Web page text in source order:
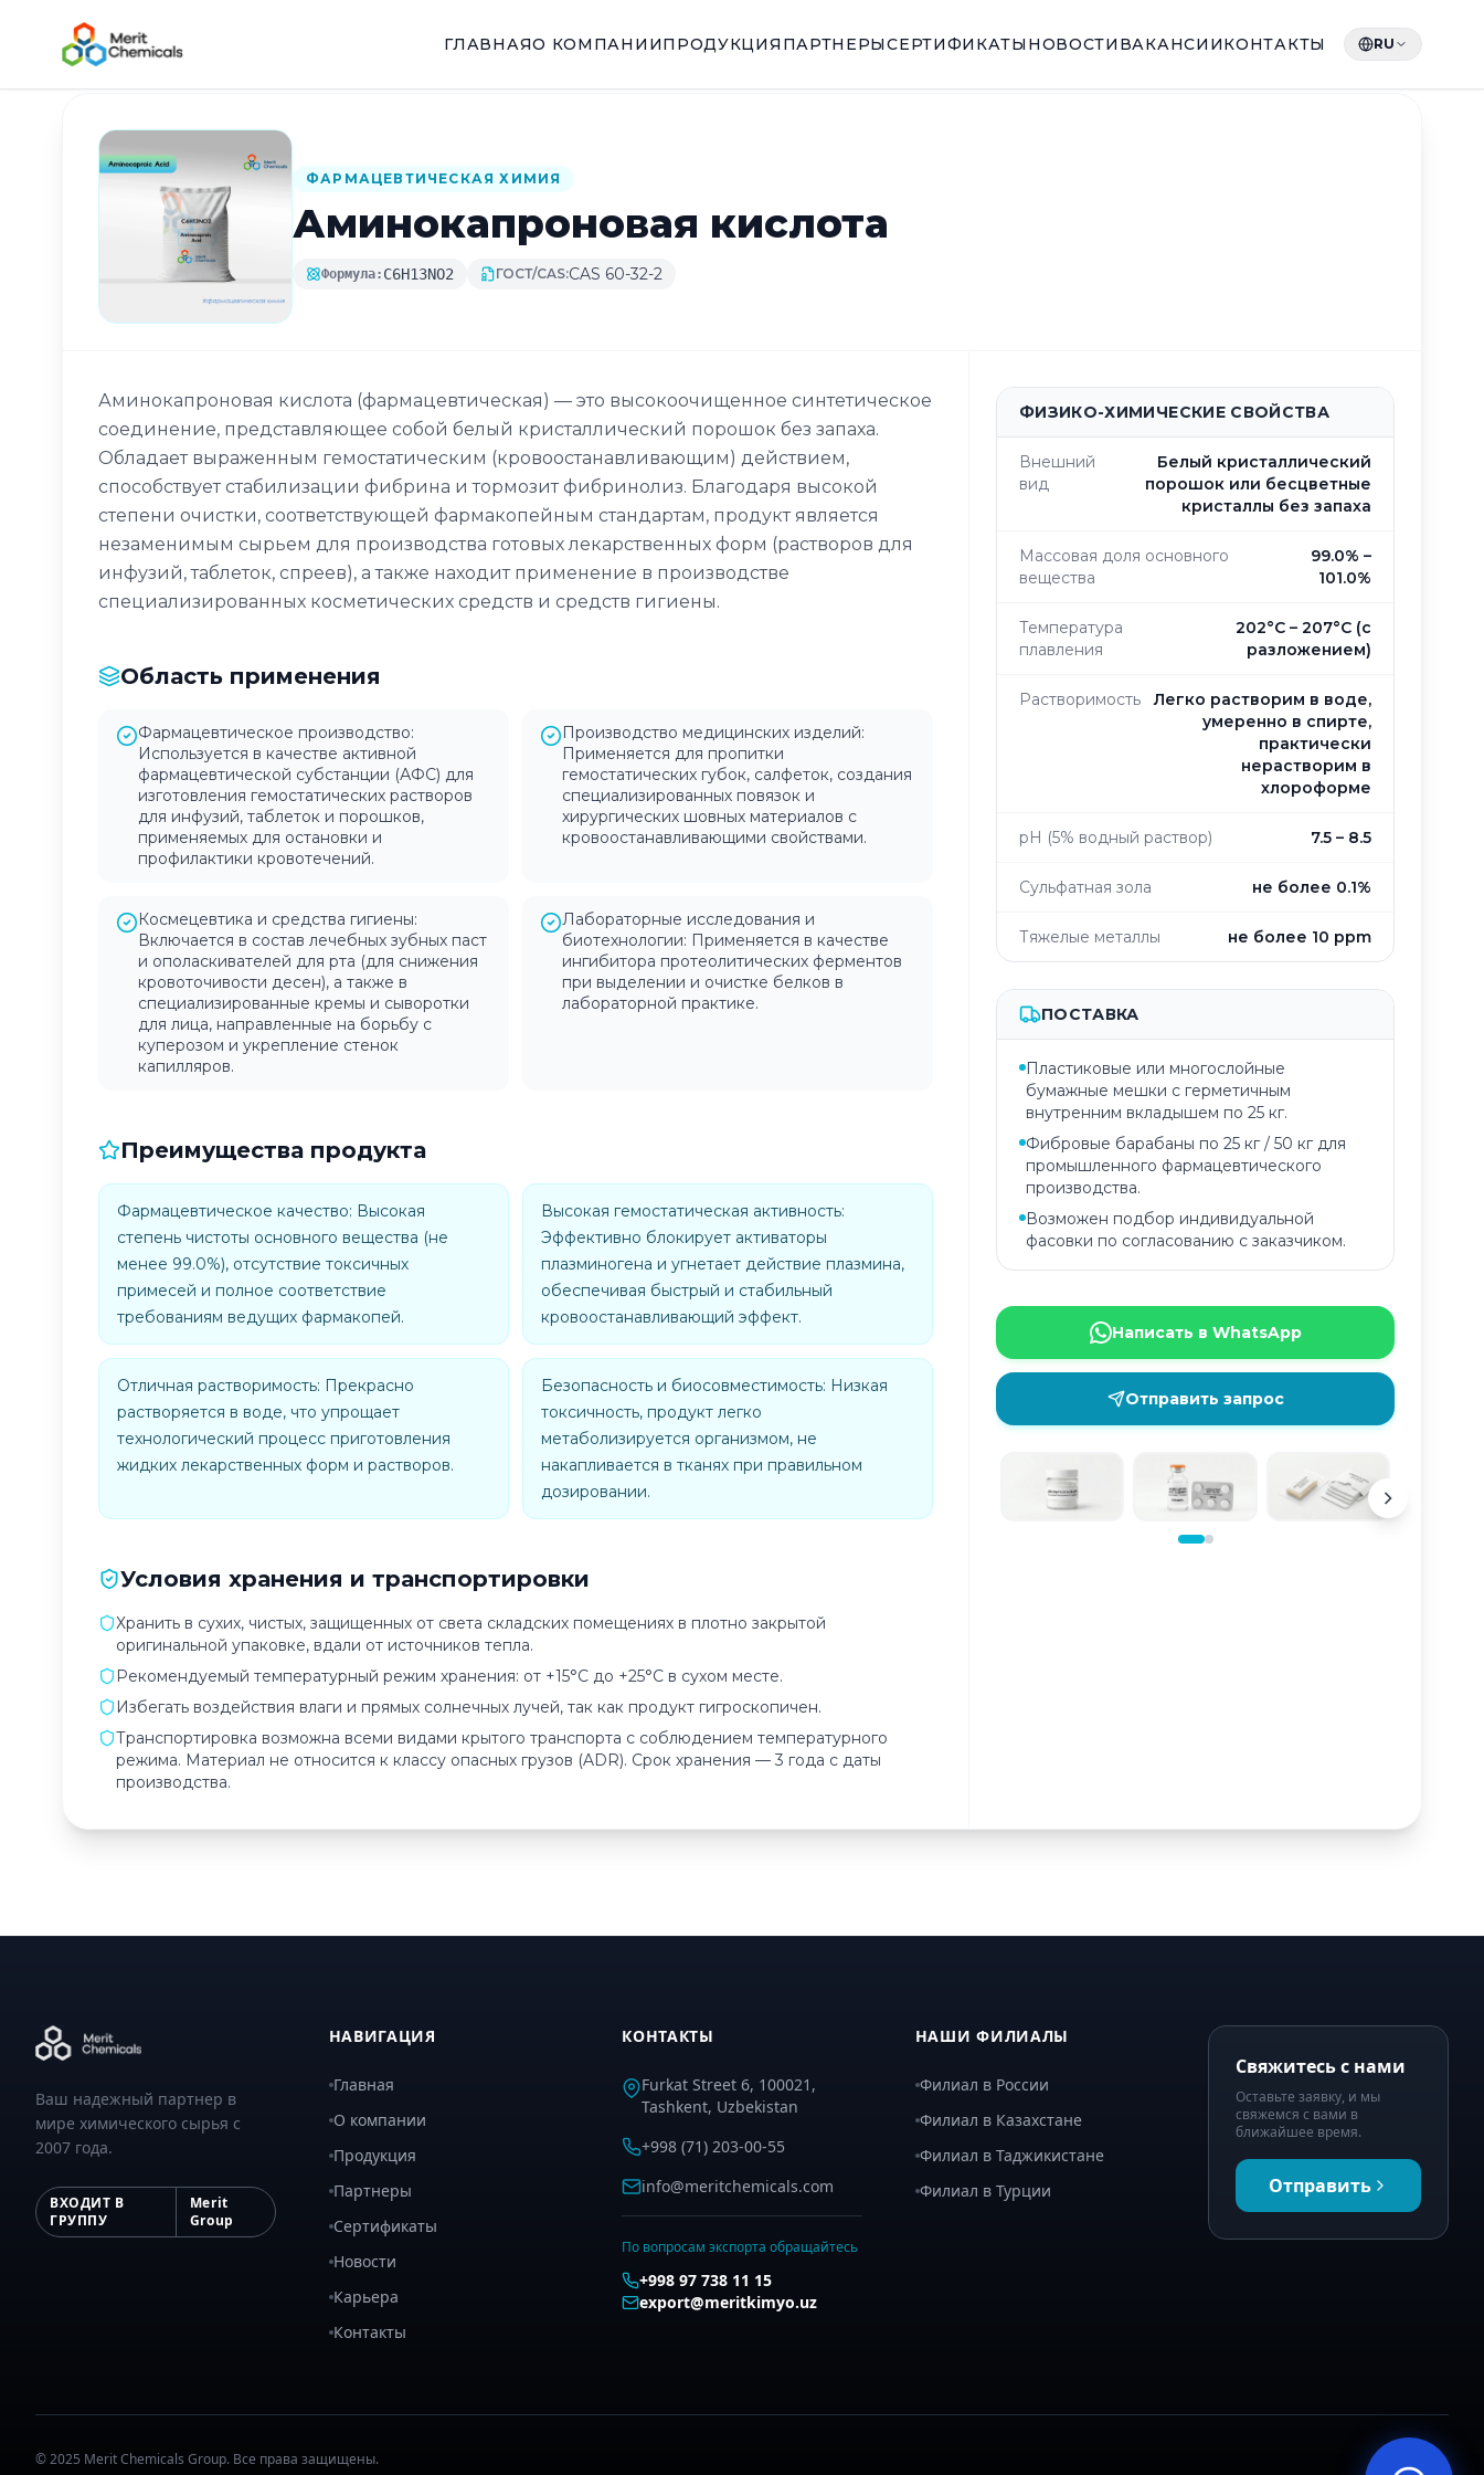
ГЛАВНАЯО КОМПАНИИПРОДУКЦИЯ ПАРТНЕРЫСЕРТИФИКАТЫ НОВОСТИ ВАКАНСИИКОНТАКТЫ RU
Назад в каталог
ФАРМАЦЕВТИЧЕСКАЯ ХИМИЯ
Аминокапроновая кислота
Формула: C6H13NO2 ГОСТ/CAS:CAS 60-32-2
Аминокапроновая кислота (фармацевтическая) — это высокоочищенное синтетическое
соединение, представляющее собой белый кристаллический порошок без запаха.
Обладает выраженным гемостатическим (кровоостанавливающим) действием,
способствует стабилизации фибрина и тормозит фибринолиз. Благодаря высокой
степени очистки, соответствующей фармакопейным стандартам, продукт является
незаменимым сырьем для производства готовых лекарственных форм (растворов для
инфузий, таблеток, спреев), а также находит применение в производстве
специализированных косметических средств и средств гигиены.
Область применения
Фармацевтическое производство:
Используется в качестве активной
фармацевтической субстанции (АФС) для
изготовления гемостатических растворов
для инфузий, таблеток и порошков,
применяемых для остановки и
профилактики кровотечений.
Производство медицинских изделий:
Применяется для пропитки
гемостатических губок, салфеток, создания
специализированных повязок и
хирургических шовных материалов с
кровоостанавливающими свойствами.
Космецевтика и средства гигиены:
Включается в состав лечебных зубных паст
и ополаскивателей для рта (для снижения
кровоточивости десен), а также в
специализированные кремы и сыворотки
для лица, направленные на борьбу с
куперозом и укрепление стенок
капилляров.
Лабораторные исследования и
биотехнологии: Применяется в качестве
ингибитора протеолитических ферментов
при выделении и очистке белков в
лабораторной практике.
Преимущества продукта
Фармацевтическое качество: Высокая
степень чистоты основного вещества (не
менее 99.0%), отсутствие токсичных
примесей и полное соответствие
требованиям ведущих фармакопей.
Высокая гемостатическая активность:
Эффективно блокирует активаторы
плазминогена и угнетает действие плазмина,
обеспечивая быстрый и стабильный
кровоостанавливающий эффект.
Отличная растворимость: Прекрасно
растворяется в воде, что упрощает
технологический процесс приготовления
жидких лекарственных форм и растворов.
Безопасность и биосовместимость: Низкая
токсичность, продукт легко
метаболизируется организмом, не
накапливается в тканях при правильном
дозировании.
Условия хранения и транспортировки
Хранить в сухих, чистых, защищенных от света складских помещениях в плотно закрытой
оригинальной упаковке, вдали от источников тепла.
Рекомендуемый температурный режим хранения: от +15°C до +25°C в сухом месте.
Избегать воздействия влаги и прямых солнечных лучей, так как продукт гигроскопичен.
Транспортировка возможна всеми видами крытого транспорта с соблюдением температурного
режима. Материал не относится к классу опасных грузов (ADR). Срок хранения — 3 года с даты
производства.
ФИЗИКО-ХИМИЧЕСКИЕ СВОЙСТВА
Внешний
вид
Белый кристаллический
порошок или бесцветные
кристаллы без запаха
Массовая доля основного
вещества
99.0% –
101.0%
Температура
плавления
202°C – 207°C (с
разложением)
Растворимость
Легко растворим в воде,
умеренно в спирте,
практически
нерастворим в
хлороформе
pH (5% водный раствор) 7.5 – 8.5
Сульфатная зола не более 0.1%
Тяжелые металлы не более 10 ppm
ПОСТАВКА
Пластиковые или многослойные
бумажные мешки с герметичным
внутренним вкладышем по 25 кг.
Фибровые барабаны по 25 кг / 50 кг для
промышленного фармацевтического
производства.
Возможен подбор индивидуальной
фасовки по согласованию с заказчиком.
Написать в WhatsApp
Отправить запрос
Ваш надежный партнер в
мире химического сырья с
2007 года.
ВХОДИТ В
ГРУППУ
Merit
Group
НАВИГАЦИЯ
Главная
О компании
Продукция
Партнеры
Сертификаты
Новости
Карьера
Контакты
КОНТАКТЫ
Furkat Street 6, 100021,
Tashkent, Uzbekistan
+998 (71) 203-00-55
info@meritchemicals.com
По вопросам экспорта обращайтесь
+998 97 738 11 15
export@meritkimyo.uz
НАШИ ФИЛИАЛЫ
Филиал в России
Филиал в Казахстане
Филиал в Таджикистане
Филиал в Турции
Свяжитесь с нами
Оставьте заявку, и мы
свяжемся с вами в
ближайшее время.
Отправить
© 2025 Merit Chemicals Group. Все права защищены.